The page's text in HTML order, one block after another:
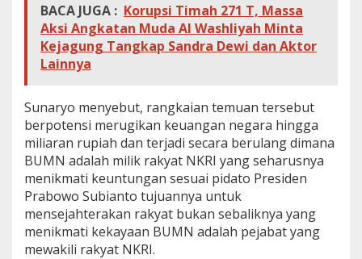
BACA JUGA : Korupsi Timah 271 T, Massa
Aksi Angkatan Muda Al Washliyah Minta
Kejagung Tangkap Sandra Dewi dan Aktor
Lainnya
Sunaryo menyebut, rangkaian temuan tersebut
berpotensi merugikan keuangan negara hingga
miliaran rupiah dan terjadi secara berulang dimana
BUMN adalah milik rakyat NKRI yang seharusnya
menikmati keuntungan sesuai pidato Presiden
Prabowo Subianto tujuannya untuk
mensejahterakan rakyat bukan sebaliknya yang
menikmati kekayaan BUMN adalah pejabat yang
mewakili rakyat NKRI.